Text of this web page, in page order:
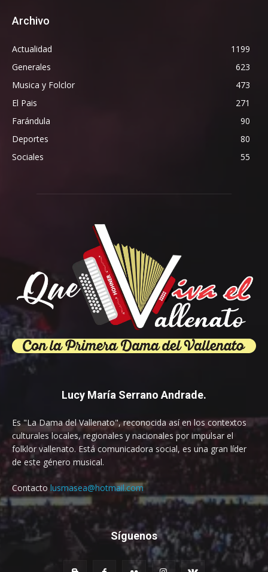
Archivo
Actualidad
1199
Generales
623
Musica y Folclor
473
El Pais
271
Farándula
90
Deportes
80
Sociales
55
Lucy María Serrano Andrade.
Es "La Dama del Vallenato", reconocida así en los contextos
culturales locales, regionales y nacionales por impulsar el
folklor vallenato. Está comunicadora social, es una gran líder
de este género musical.
Contacto lusmasea@hotmail.com
Síguenos